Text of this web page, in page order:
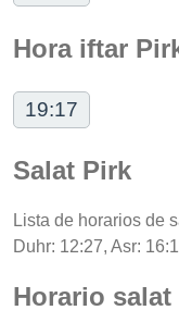
Hora iftar
19:17
Salat Pirk
Lista de horarios de
Duhr: 12:27, Asr:
Horario